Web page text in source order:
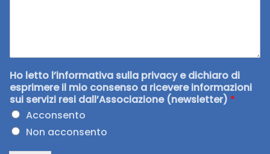
Ho letto l’informativa sulla privacy e dichiaro di
esprimere il mio consenso a ricevere informazioni
sui servizi resi dall’Associazione (newsletter) *
Acconsento
Non acconsento